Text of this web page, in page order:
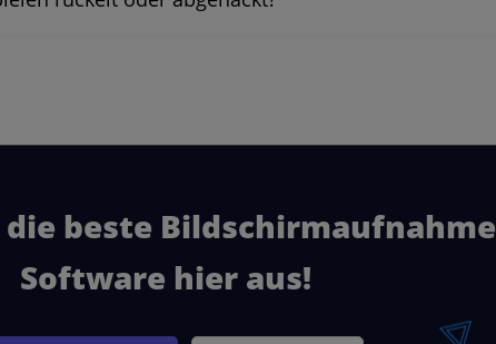
die beste Bildschirmaufnahme
Software hier aus!